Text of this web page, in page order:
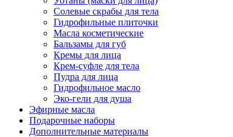
Солевые скрабы для тела
Гидрофильные плиточки
Масла косметические
Бальзамы для губ
Кремы для лица
Крем-суфле для тела
Пудра для лица
Гидрофильное масло
Эко-гели для душа
Эфирные масла
Подарочные наборы
Дополнительные материалы